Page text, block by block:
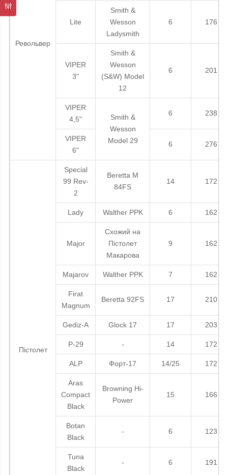
Револьвер
Lite
Smith &
Wesson
Ladysmith
6 176
VIPER
3"
Smith &
Wesson
(S&W) Model
12
6 201
VIPER
4,5"
Smith &
Wesson
Model 29
6 238
VIPER
6"
6 276
Пістолет
Special
99 Rev-
2
Beretta M
84FS
14 172
Lady Walther PPK 6 162
Major
Схожий на
Пістолет
Макарова
9 162
Majarov Walther PPK 7 162
Firat
Magnum
Beretta 92FS 17 210
Gediz-A Glock 17 17 203
P-29 - 14 172
ALP Форт-17 14/25 172
Aras
Compact
Black
Browning Hi-
Power
15 166
Botan
Black
- 6 123
Tuna
Black
- 6 191